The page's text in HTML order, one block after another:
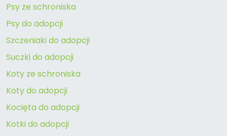
Psy ze schroniska
Psy do adopcji
Szczeniaki do adopcji
Suczki do adopcji
Koty ze schroniska
Koty do adopcji
Kocięta do adopcji
Kotki do adopcji